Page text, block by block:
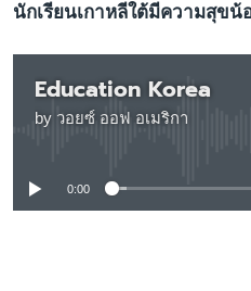
นักเรียนเกาหลีใต้มีความสุขน้
Education Korea
by วอยซ์ ออฟ อเมริกา
No media source
0:00